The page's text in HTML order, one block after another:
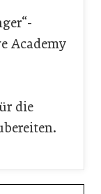
Academy
die